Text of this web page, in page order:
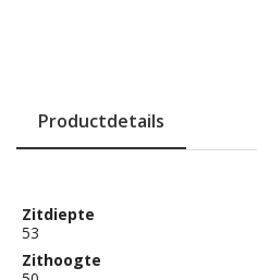
Productdetails
Zitdiepte
53
Zithoogte